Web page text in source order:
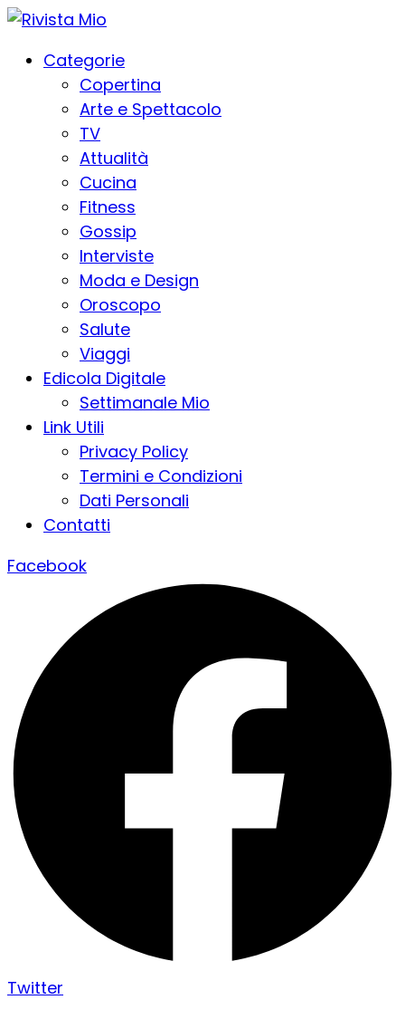
Categorie
Copertina
Arte e Spettacolo
TV
Attualità
Cucina
Fitness
Gossip
Interviste
Moda e Design
Oroscopo
Salute
Viaggi
Edicola Digitale
Settimanale Mio
Link Utili
Privacy Policy
Termini e Condizioni
Dati Personali
Contatti
Facebook
Twitter